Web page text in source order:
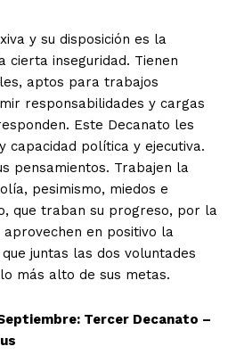
y su disposición es la
cierta inseguridad. Tienen
aptos para trabajos
responsabilidades y cargas
Este Decanato les
capacidad política y ejecutiva.
pensamientos. Trabajen la
pesimismo, miedos e
que traban su progreso, por la
en positivo la
juntas las dos voluntades
más alto de sus metas.
Tercer Decanato –